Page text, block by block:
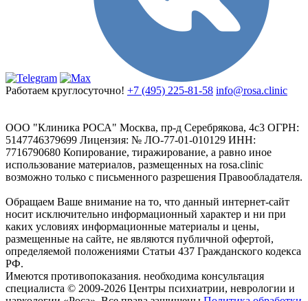
Работаем круглосуточно! +7 (495) 225-81-58 info@rosa.clinic
ООО "Клиника РОСА" Москва, пр-д Серебрякова, 4с3 ОГРН:
5147746379699 Лицензия: № ЛО-77-01-010129 ИНН:
7716790680 Копирование, тиражирование, а равно иное
использование материалов, размещенных на rosa.clinic
возможно только с письменного разрешения Правообладателя.
Обращаем Ваше внимание на то, что данный интернет-сайт
носит исключительно информационный характер и ни при
каких условиях информационные материалы и цены,
размещенные на сайте, не являются публичной офертой,
определяемой положениями Статьи 437 Гражданского кодекса
РФ.
Имеются противопоказания. необходима консультация
специалиста © 2009-2026 Центры психиатрии, неврологии и